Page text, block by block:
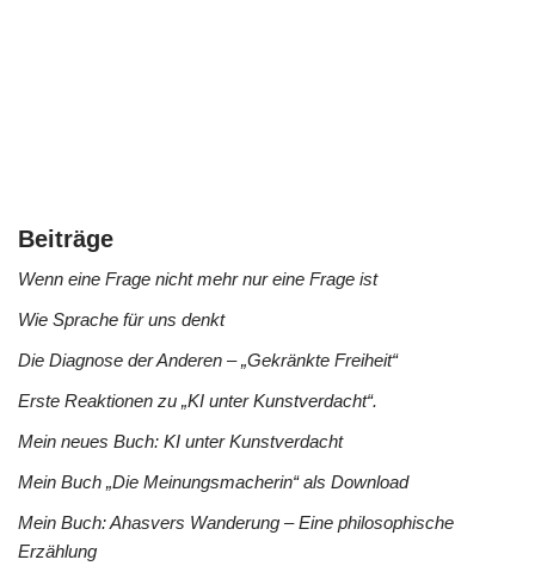
Beiträge
Wenn eine Frage nicht mehr nur eine Frage ist
Wie Sprache für uns denkt
Die Diagnose der Anderen – „Gekränkte Freiheit“
Erste Reaktionen zu „KI unter Kunstverdacht“.
Mein neues Buch: KI unter Kunstverdacht
Mein Buch „Die Meinungsmacherin“ als Download
Mein Buch: Ahasvers Wanderung – Eine philosophische
Erzählung